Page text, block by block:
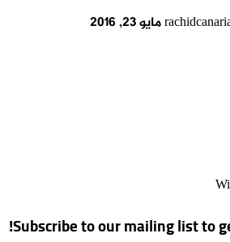
أرسل
مايو 23, 2016
Subscribe to our mailing list to